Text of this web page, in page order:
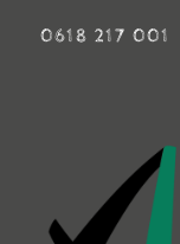
0618 217 001